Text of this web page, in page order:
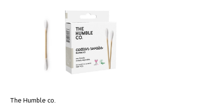
The Humble co.